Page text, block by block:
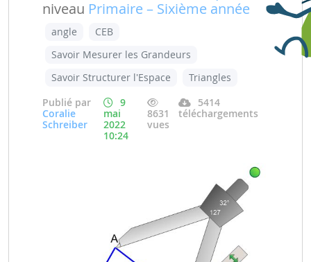
niveau Primaire – Sixième année
angle
CEB
Savoir Mesurer les Grandeurs
Savoir Structurer l'Espace
Triangles
Publié par
Coralie
Schreiber
9
mai
2022
10:24
8631
vues
5414
téléchargements